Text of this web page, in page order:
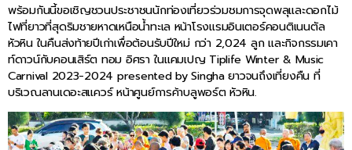
พร้อมกันนี้ขอเชิญชวนประชาชนนักท่องเที่ยวร่วมชมการจุดพลุและดอกไม้
ไฟที่ยาวที่สุดริมชายหาดเหนือน้ำทะเล หน้าโรงแรมอินเตอร์คอนติเนนตัล
หัวหิน ในคืนส่งท้ายปีเก่าเพื่อต้อนรับปีใหม่ กว่า 2,024 ลูก และกิจกรรมเคา
ท์ดาวน์กับคอนเสิร์ต ทอม อิศรา ในแคมเปญ Tiplife Winter & Music
Carnival 2023-2024 presented by Singha ยาวจนถึงเที่ยงคืน ที่
บริเวณลานเดอะสแควร์ หน้าศูนย์การค้าบลูพอร์ต หัวหิน.